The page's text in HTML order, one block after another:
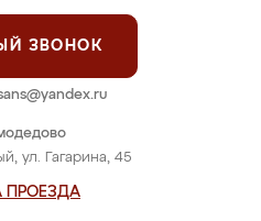
ул. Гагарина, 45
ПРОЕЗДА
ЗВОНОК